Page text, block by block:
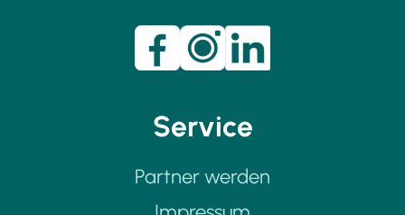
Service
Partner werden